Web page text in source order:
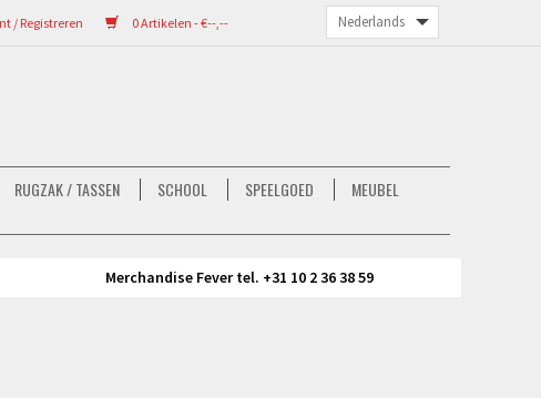
0 Artikelen - €--,--
/ Registreren
RUGZAK / TASSEN SCHOOL SPEELGOED
MEUBEL
Merchandise Fever tel. +31 10 2 36 38 59